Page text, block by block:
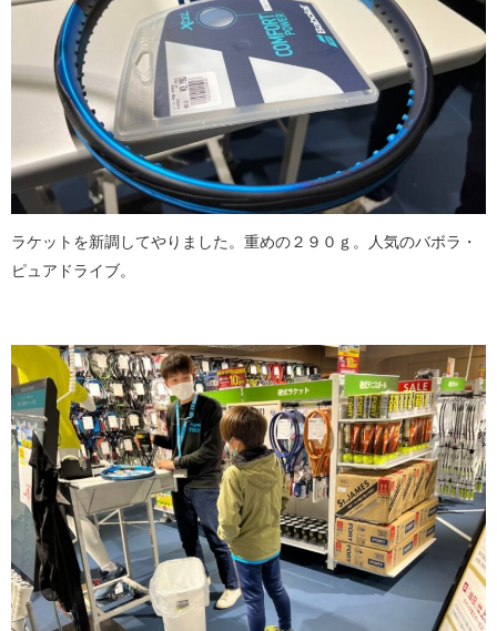
ラケットを新調してやりました。重めの２９０ｇ。人気のバボラ・
ピュアドライブ。